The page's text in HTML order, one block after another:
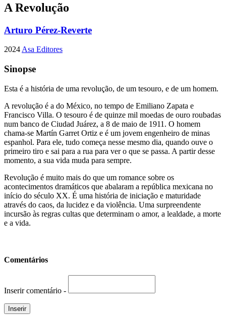
A Revolução
Arturo Pérez-Reverte
2024Asa Editores
Sinopse
Esta é a história de uma revolução, de um tesouro, e de um homem.
A revolução é a do México, no tempo de Emiliano Zapata e
Francisco Villa. O tesouro é de quinze mil moedas de ouro roubadas
num banco de Ciudad Juárez, a 8 de maio de 1911. O homem
chama‑se Martín Garret Ortiz e é um jovem engenheiro de minas
espanhol. Para ele, tudo começa nesse mesmo dia, quando ouve o
primeiro tiro e sai para a rua para ver o que se passa. A partir desse
momento, a sua vida muda para sempre.
Revolução é muito mais do que um romance sobre os
acontecimentos dramáticos que abalaram a república mexicana no
início do século XX. É uma história de iniciação e maturidade
através do caos, da lucidez e da violência. Uma surpreendente
incursão às regras cultas que determinam o amor, a lealdade, a morte
e a vida.
Comentários
Inserir comentário -